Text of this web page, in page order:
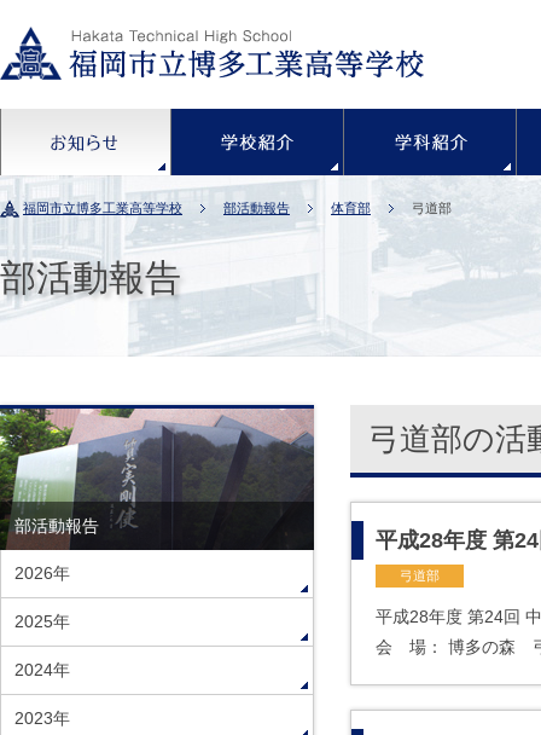
福岡市立博多工業高等学校 部活動報告 体育部 弓道部
部活動報告
弓道部の活
平成28年度 第
弓道部
平成28年度 第24回
会 場： 博多の森
部活動報告
2026年
2025年
2024年
2023年